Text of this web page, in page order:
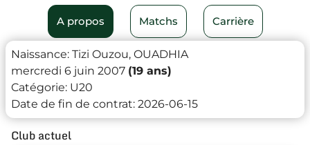
A propos Matchs Carrière
Naissance: Tizi Ouzou, OUADHIA
mercredi 6 juin 2007 (19 ans)
Catégorie: U20
Date de fin de contrat: 2026-06-15
Club actuel